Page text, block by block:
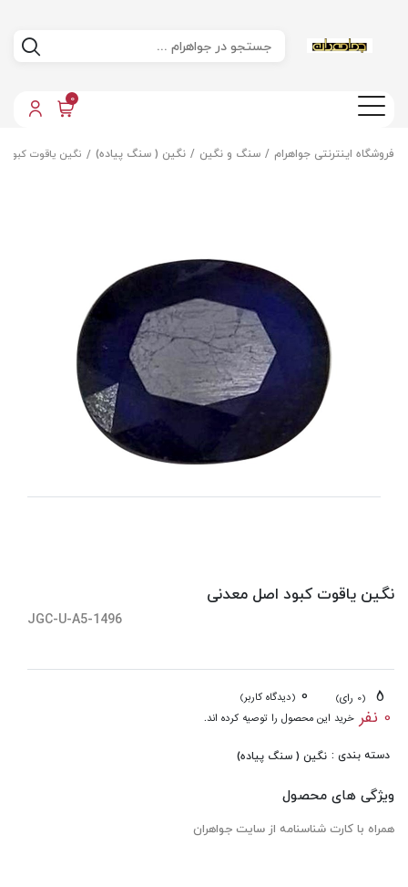
0
فروشگاه اینترنتی جواهرام سنگ و نگین نگین ( سنگ پیاده) نگین یاقوت
نگین یاقوت کبود اصل معدنی
JGC-U-A5-1496
(0 رای) 0 (دیدگاه کاربر)
0 نفر خرید این محصول را توصیه کرده اند.
دسته بندی : نگین ( سنگ پیاده)
ویژگی های محصول
همراه با کارت شناسنامه از سایت جواهران